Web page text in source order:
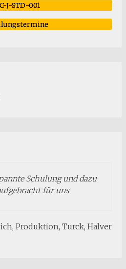
J-STD-001
Schulung und dazu
für uns
Produktion Turck Halver